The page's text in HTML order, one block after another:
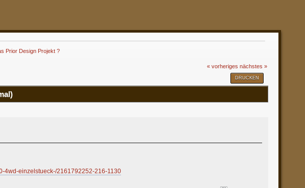
Prior Design Projekt ?
« vorheriges nächstes »
DRUCKEN
4wd-einzelstueck-/2161792252-216-1130